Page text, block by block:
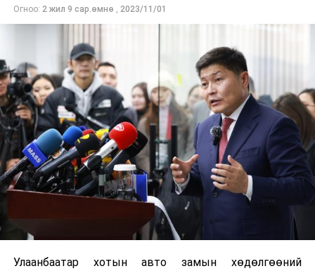
Огноо: 2 жил 9 сар.өмнө , 2023/11/01
Улаанбаатар хотын авто замын хөдөлгөөний